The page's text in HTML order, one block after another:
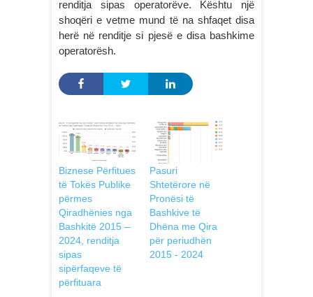
renditja sipas operatorëve. Kështu një
shoqëri e vetme mund të na shfaqet disa
herë në renditje si pjesë e disa bashkime
operatorësh.
Biznese Përfitues
të Tokës Publike
përmes
Qiradhënies nga
Bashkitë 2015 –
2024, renditja
sipas
sipërfaqeve të
përfituara
Pasuri
Shtetërore në
Pronësi të
Bashkive të
Dhëna me Qira
për periudhën
2015 - 2024